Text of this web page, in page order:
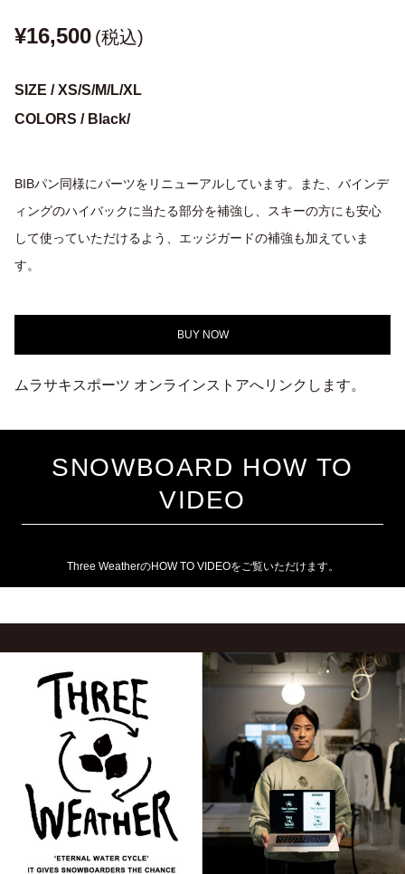
¥16,500 (税込)
SIZE / XS/S/M/L/XL
COLORS / Black/
BIBパン同様にパーツをリニューアルしています。また、バインデ
ィングのハイバックに当たる部分を補強し、スキーの方にも安心
して使っていただけるよう、エッジガードの補強も加えていま
す。
BUY NOW
ムラサキスポーツ オンラインストアへリンクします。
SNOWBOARD HOW TO
VIDEO
Three WeatherのHOW TO VIDEOをご覧いただけます。